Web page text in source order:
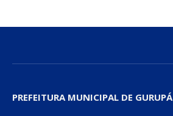
PREFEITURA MUNICIPAL DE GURUPÁ